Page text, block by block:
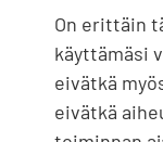
On erittäin
käyttämäsi
eivätkä
eivätkä